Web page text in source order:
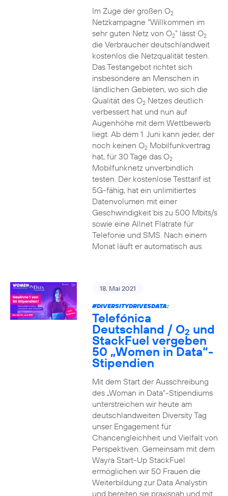
Im Zuge der großen O2
Netzkampagne “Willkommen im
sehr guten Netz von O2” lässt O2
die Verbraucher deutschlandweit
kostenlos die Netzqualität testen.
Das Testangebot richtet sich
insbesondere an Menschen in
ländlichen Gebieten, wo sich die
Qualität des O2Netzes deutlich
verbessert hat und nun auf
Augenhöhe mit dem Wettbewerb
liegt. Ab dem 1. Juni kann jeder, der
noch keinen O2Mobilfunkvertrag
hat, für 30 Tage das O2
Mobilfunknetz unverbindlich
testen. Der kostenlose Testtarif ist
5G-fähig, hat ein unlimitiertes
Datenvolumen mit einer
Geschwindigkeit bis zu 500 Mbits/s
sowie eine Allnet Flatrate für
Telefonie und SMS. Nach einem
Monat läuft er automatisch aus.
18. Mai 2021
#DIVERSITYDRIVESDATA:
Telefónica
Deutschland / O2 und
StackFuel vergeben
50 „Women in Data“-
Stipendien
Mit dem Start der Ausschreibung
des „Woman in Data“-Stipendiums
unterstreichen wir heute am
deutschlandweiten Diversity Tag
unser Engagement für
Chancengleichheit und Vielfalt von
Perspektiven. Gemeinsam mit dem
Wayra Start-Up StackFuel
ermöglichen wir 50 Frauen die
Weiterbildung zur Data Analystin
und bereiten sie praxisnah und mit